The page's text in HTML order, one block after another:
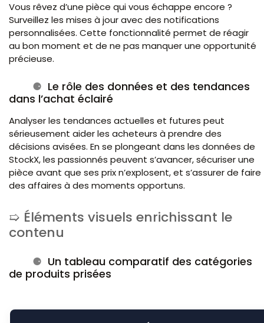
Vous rêvez d’une pièce qui vous échappe encore ?
Surveillez les mises à jour avec des notifications
personnalisées. Cette fonctionnalité permet de réagir
au bon moment et de ne pas manquer une opportunité
précieuse.
Le rôle des données et des tendances
dans l’achat éclairé
Analyser les tendances actuelles et futures peut
sérieusement aider les acheteurs à prendre des
décisions avisées. En se plongeant dans les données de
StockX, les passionnés peuvent s’avancer, sécuriser une
pièce avant que ses prix n’explosent, et s’assurer de faire
des affaires à des moments opportuns.
Éléments visuels enrichissant le
contenu
Un tableau comparatif des catégories
de produits prisées